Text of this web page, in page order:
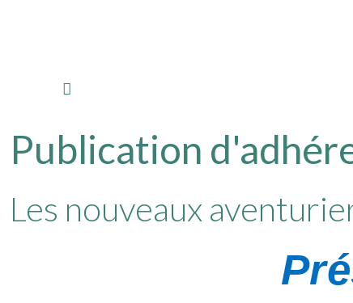
Publication
Les nouveaux